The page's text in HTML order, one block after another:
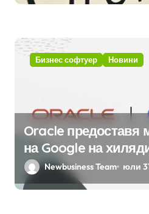
Бизнес софтуер Новини
Oracle предоставя
на Google на
бизнес приложения
Newbusiness Team юли